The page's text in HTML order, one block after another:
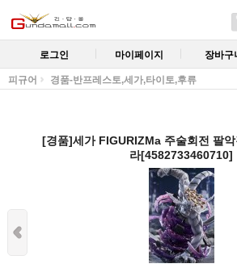
로그인 마이페이지 장바구
피규어 경품-반프레스토,세가,타이토,후류
[경품]세가 FIGURIZMa 주술회전 팔악
라[4582733460710]